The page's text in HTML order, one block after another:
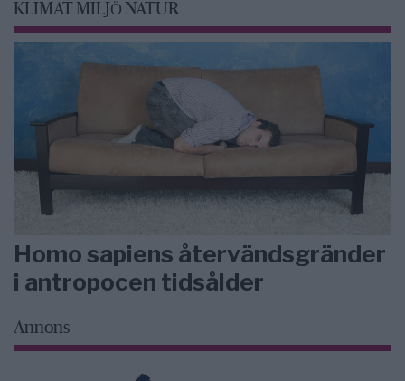
KLIMAT MILJÖ NATUR
Homo sapiens återvändsgränder
i antropocen tidsålder
Annons